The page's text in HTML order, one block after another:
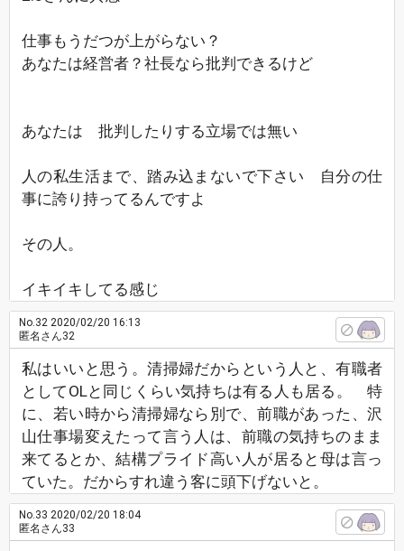
仕事もうだつが上がらない？
あなたは経営者？社長なら批判できるけど
あなたは 批判したりする立場では無い
人の私生活まで、踏み込まないで下さい 自分の仕
事に誇り持ってるんですよ
その人。
イキイキしてる感じ
No.32 2020/02/20 16:13
匿名さん32
私はいいと思う。清掃婦だからという人と、有職者
としてOLと同じくらい気持ちは有る人も居る。 特
に、若い時から清掃婦なら別で、前職があった、沢
山仕事場変えたって言う人は、前職の気持ちのまま
来てるとか、結構プライド高い人が居ると母は言っ
ていた。だからすれ違う客に頭下げないと。
No.33 2020/02/20 18:04
匿名さん33